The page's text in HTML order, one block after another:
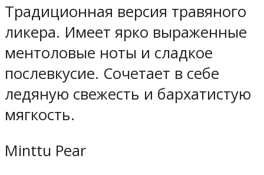
Традиционная версия травяного
ликера. Имеет ярко выраженные
ментоловые ноты и сладкое
послевкусие. Сочетает в себе
ледяную свежесть и бархатистую
мягкость.
Minttu Pear